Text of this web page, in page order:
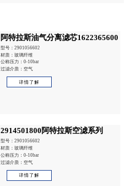
阿特拉斯油气分离滤芯1622365600
型号：2901056602
材质：玻璃纤维
公称压力：0-10bar
过滤介质：空气
详情了解
2914501800阿特拉斯空滤系列
型号：2901056602
材质：玻璃纤维
公称压力：0-10bar
过滤介质：空气
详情了解